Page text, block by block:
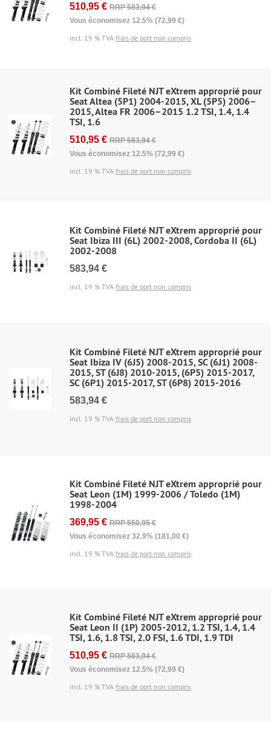
510,95 € RRP 583,94 €
Vous économisez 12.5% (72,99 €)
incl. 19 % TVA frais de port non compris
Kit Combiné Fileté NJT eXtrem approprié pour
Seat Altea (5P1) 2004-2015, XL (5P5) 2006–
2015, Altea FR 2006–2015 1.2 TSI, 1.4, 1.4
TSI, 1.6
510,95 € RRP 583,94 €
Vous économisez 12.5% (72,99 €)
incl. 19 % TVA frais de port non compris
Kit Combiné Fileté NJT eXtrem approprié pour
Seat Ibiza III (6L) 2002-2008, Cordoba II (6L)
2002-2008
583,94 €
incl. 19 % TVA frais de port non compris
Kit Combiné Fileté NJT eXtrem approprié pour
Seat Ibiza IV (6J5) 2008-2015, SC (6J1) 2008-
2015, ST (6J8) 2010-2015, (6P5) 2015-2017,
SC (6P1) 2015-2017, ST (6P8) 2015-2016
583,94 €
incl. 19 % TVA frais de port non compris
Kit Combiné Fileté NJT eXtrem approprié pour
Seat Leon (1M) 1999-2006 / Toledo (1M)
1998-2004
369,95 € RRP 550,95 €
Vous économisez 32.9% (181,00 €)
incl. 19 % TVA frais de port non compris
Kit Combiné Fileté NJT eXtrem approprié pour
Seat Leon II (1P) 2005-2012, 1.2 TSI, 1.4, 1.4
TSI, 1.6, 1.8 TSI, 2.0 FSI, 1.6 TDI, 1.9 TDI
510,95 € RRP 583,94 €
Vous économisez 12.5% (72,99 €)
incl. 19 % TVA frais de port non compris